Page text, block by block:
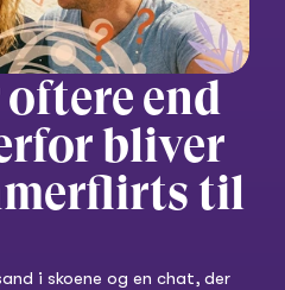
end
bliver
til
i skoene og en chat, der